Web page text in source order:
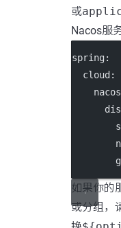
或
Nacos服
spring:
cloud :
nacos
如果你的
或分组，